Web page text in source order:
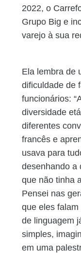
2022, o
Grupo Big e
varejo à sua
Ela lembra de
dificuldade de
funcionários:
diversidade
diferentes
francês e
usava para
desenhando a
que não tinha
Pensei nas
que eles falam
de linguagem
simples,
em uma